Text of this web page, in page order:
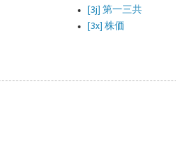
[3j] 第一三共
[3x] 株価